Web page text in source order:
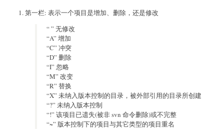
第一栏: 表示一个项目是增加、删除，还是修改
“ ” 无修改
“A” 增加
“C” 冲突
“D” 删除
“I” 忽略
“M” 改变
“R” 替换
“X” 未纳入版本控制的目录，被外部引用的目录所创建
“?” 未纳入版本控制
“!” 该项目已遗失(被非 svn 命令删除)或不完整
“~” 版本控制下的项目与其它类型的项目重名